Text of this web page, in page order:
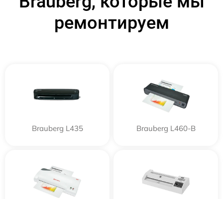
ремонтируем
Brauberg L435 Brauberg L460-B